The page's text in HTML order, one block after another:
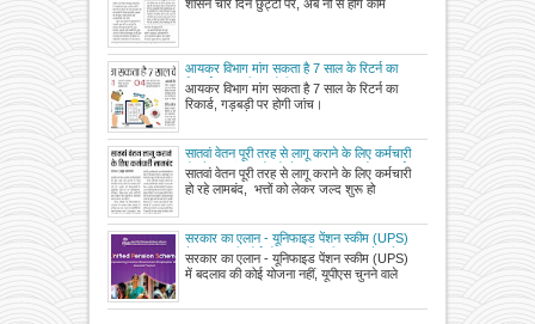
शासन चार दिन छुट्टी पर, अब नौ से होंगे काम
आयकर विभाग मांग सकता है 7 साल के रिटर्न का
रिकार्ड, गड़बड़ी पर होगी जांच
आयकर विभाग मांग सकता है 7 साल के रिटर्न का
रिकार्ड, गड़बड़ी पर होगी जांच।
सातवां वेतन पूरी तरह से लागू कराने के लिए कर्मचारी
हो रहे लामबंद, भत्तों को लेकर जल्द शुरू होगा संघर्ष
सातवां वेतन पूरी तरह से लागू कराने के लिए कर्मचारी
हो रहे लामबंद, भत्तों को लेकर जल्द शुरू हो
सरकार का एलान - यूनिफाइड पेंशन स्कीम (UPS)
में बदलाव की कोई योजना नहीं, यूपीएस चुनने वाले
1,18,195 कर्मचारियों को एनपीएस जैसी टैक्स छूट,
ग्रेच्युटी और अन्य पेंशन लाभ मिलते रहेंगे
सरकार का एलान - यूनिफाइड पेंशन स्कीम (UPS)
में बदलाव की कोई योजना नहीं, यूपीएस चुनने वाले